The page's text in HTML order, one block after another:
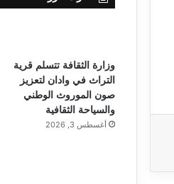
وزارة الثقافة تتسلم قرية
التراث في وادان لتعزيز
صون الموروث الوطني
والسياحة الثقافية
أغسطس 3, 2026